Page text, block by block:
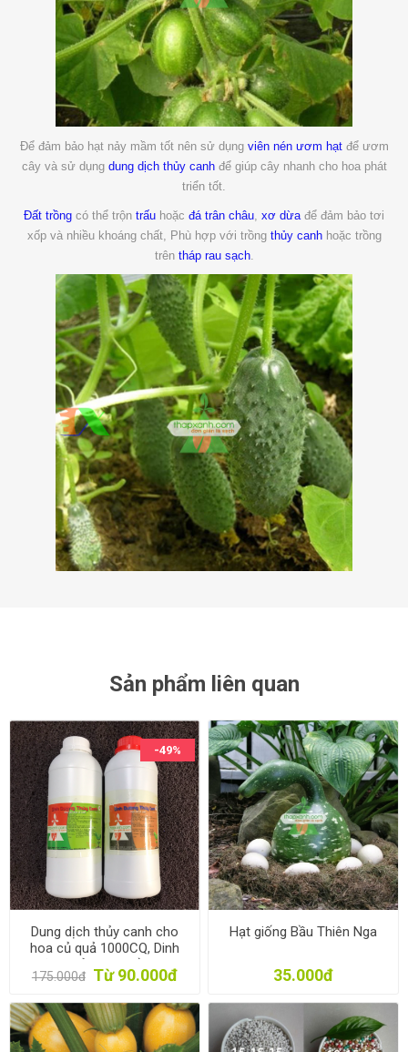
Để đảm bảo hạt nảy mầm tốt nên sử dụng viên nén ươm hạtđể ươm
cây và sử dụng dung dịch thủy canhđể giúp cây nhanh cho hoa phát
triển tốt.
Đất trồng có thể trộn trấu hoặc đá trân châu xơ dừa để đảm bảo tơi
xốp và nhiều khoáng chất, Phù hợp với trồng thủy canhhoặc trồng
trên tháp rau sạch.
Sản phẩm liên quan
-49%
Dung dịch thủy canh cho
hoa củ quả 1000CQ, Dinh
dưỡng thủy canh trồng rau
1l * 2, Phân bón thủy sinh
175.000đ Từ 90.000đ
Hạt giống Bầu Thiên Nga
35.000đ